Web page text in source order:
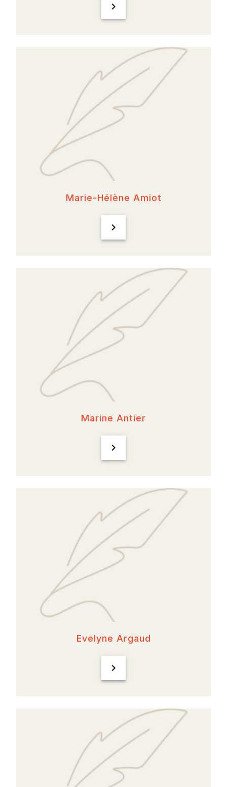
chevron_right
Marie-Hélène Amiot
chevron_right
Marine Antier
chevron_right
Evelyne Argaud
chevron_right